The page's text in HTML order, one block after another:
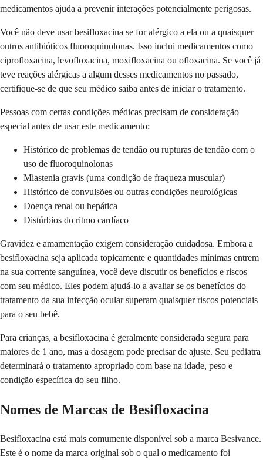
medicamentos ajuda a prevenir interações potencialmente perigosas.
Você não deve usar besifloxacina se for alérgico a ela ou a quaisquer
outros antibióticos fluoroquinolonas. Isso inclui medicamentos como
ciprofloxacina, levofloxacina, moxifloxacina ou ofloxacina. Se você já
teve reações alérgicas a algum desses medicamentos no passado,
certifique-se de que seu médico saiba antes de iniciar o tratamento.
Pessoas com certas condições médicas precisam de consideração
especial antes de usar este medicamento:
Histórico de problemas de tendão ou rupturas de tendão com o
uso de fluoroquinolonas
Miastenia gravis (uma condição de fraqueza muscular)
Histórico de convulsões ou outras condições neurológicas
Doença renal ou hepática
Distúrbios do ritmo cardíaco
Gravidez e amamentação exigem consideração cuidadosa. Embora a
besifloxacina seja aplicada topicamente e quantidades mínimas entrem
na sua corrente sanguínea, você deve discutir os benefícios e riscos
com seu médico. Eles podem ajudá-lo a avaliar se os benefícios do
tratamento da sua infecção ocular superam quaisquer riscos potenciais
para o seu bebê.
Para crianças, a besifloxacina é geralmente considerada segura para
maiores de 1 ano, mas a dosagem pode precisar de ajuste. Seu pediatra
determinará o tratamento apropriado com base na idade, peso e
condição específica do seu filho.
Nomes de Marcas de Besifloxacina
Besifloxacina está mais comumente disponível sob a marca Besivance.
Este é o nome da marca original sob o qual o medicamento foi